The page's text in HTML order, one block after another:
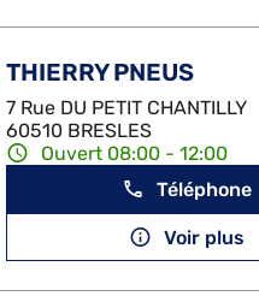
THIERRY PNEUS
7 Rue DU PETIT CHANTILLY
60510 BRESLES
Ouvert 08:00 - 12:00
Téléphone
Voir plus